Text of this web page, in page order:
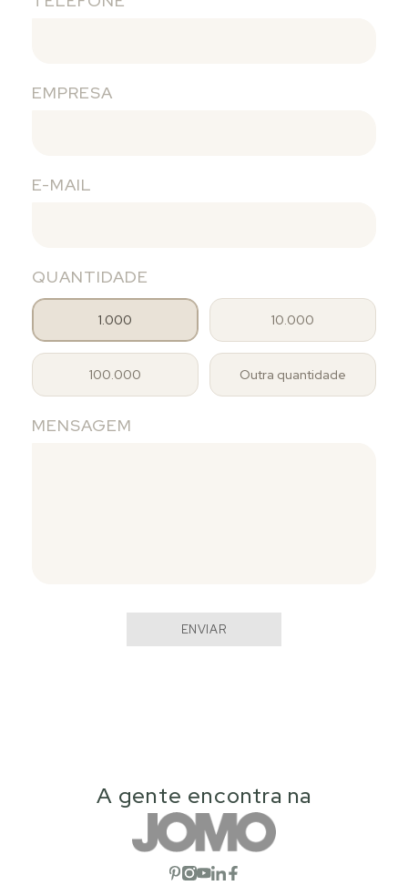
EMPRESA
E-MAIL
QUANTIDADE
1.000 10.000
100.000 Outra quantidade
MENSAGEM
ENVIAR
A gente encontra na
Abrir rede social
Abrir rede social
Abrir rede social
Abrir rede social
Abrir rede social